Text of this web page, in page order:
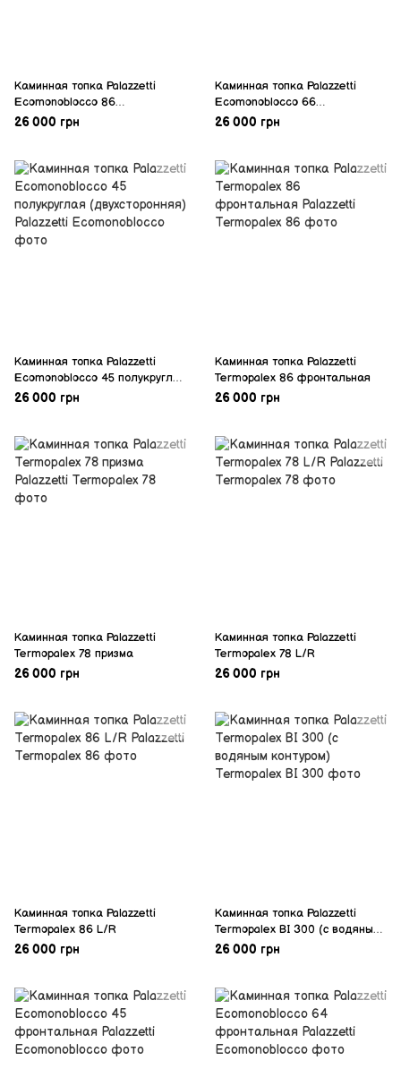
Каминная топка Palazzetti
Ecomonoblocco 86
фронтальная
26 000 грн
Каминная топка Palazzetti
Ecomonoblocco 66
полукруглая (180 градусов)
26 000 грн
Каминная топка Palazzetti
Ecomonoblocco 45 полукруглая
(двухсторонняя)
26 000 грн
Каминная топка Palazzetti
Termopalex 86 фронтальная
26 000 грн
Каминная топка Palazzetti
Termopalex 78 призма
26 000 грн
Каминная топка Palazzetti
Termopalex 78 L/R
26 000 грн
Каминная топка Palazzetti
Termopalex 86 L/R
26 000 грн
Каминная топка Palazzetti
Termopalex ВI 300 (с водяным
контуром)
26 000 грн